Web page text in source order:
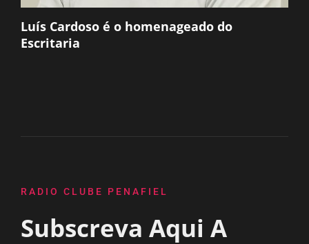
Luís Cardoso é o homenageado do
Escritaria
RADIO CLUBE PENAFIEL
Subscreva Aqui A